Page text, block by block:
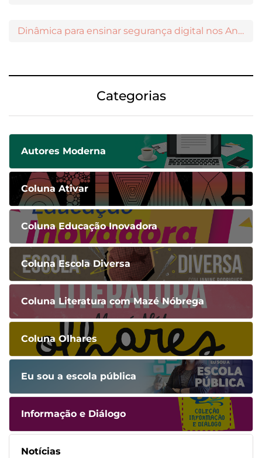
Dinâmica para ensinar segurança digital nos Anos Iniciais
Categorias
Autores Moderna
Coluna Ativar
Coluna Educação Inovadora
Coluna Escola Diversa
Coluna Literatura com Mazé Nóbrega
Coluna Olhares
Eu sou a escola pública
Informação e Diálogo
Notícias